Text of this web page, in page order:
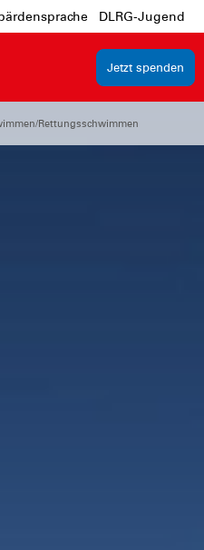
DLRG-Jugend
Jetzt spenden
Rettungsschwimmen